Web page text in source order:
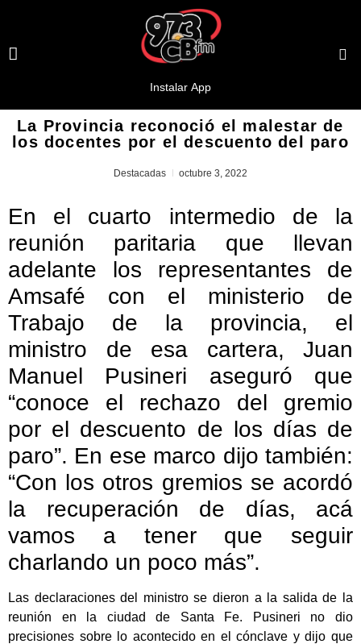
La Provincia reconoció el malestar de
los docentes por el descuento del paro
Destacadas octubre 3, 2022
En el cuarto intermedio de la
reunión paritaria que llevan
adelante los representantes de
Amsafé con el ministerio de
Trabajo de la provincia, el
ministro de esa cartera, Juan
Manuel Pusineri aseguró que
“conoce el rechazo del gremio
por el descuento de los días de
paro”. En ese marco dijo también:
“Con los otros gremios se acordó
la recuperación de días, acá
vamos a tener que seguir
charlando un poco más”.
Las declaraciones del ministro se dieron a la salida de la
reunión en la ciudad de Santa Fe. Pusineri no dio
precisiones sobre lo acontecido en el cónclave y dijo que